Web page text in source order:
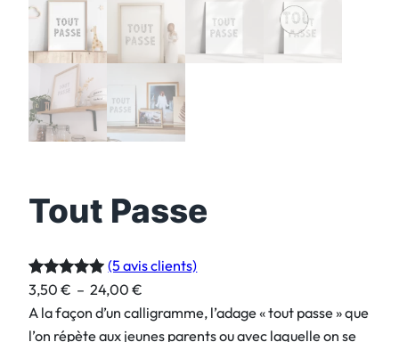
Tout Passe
Noté5.00
sur 5
basé sur
5
(5 avis clients)
3,50 € – 24,00 €
l
a
A la façon d’un calligramme, l’adage « tout passe » que
l’on répète aux jeunes parents ou avec laquelle on se